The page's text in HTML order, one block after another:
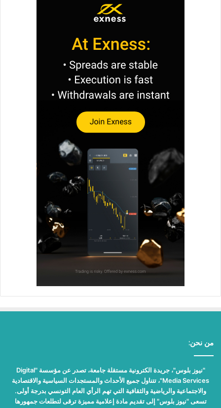
من نحن:
"نيوز بلوس"، جريدة الكترونية مستقلة جامعة، تصدر عن مؤسسة "Digital
Media Services"، تتناول جميع الأحداث والمستجدات السياسية والاقتصادية
والاجتماعية والرياضية والثقافية التي تهم الرأي العام التونسي بدرجة أولى.
تسعى "نيوز بلوس" إلى تقديم مادة إعلامية مميزة ترقى لتطلعات جمهورها